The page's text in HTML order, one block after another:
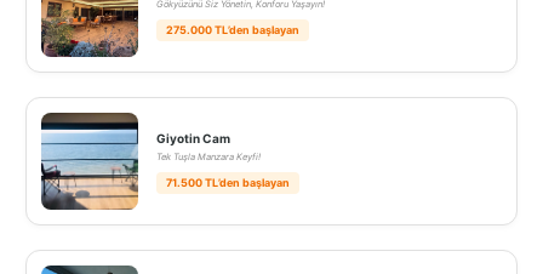
Gökyüzünü Siz Yönetin, Konforu Yaşayın!
275.000 TL’den başlayan
Giyotin Cam
Tek Tuşla Manzara Keyfi!
71.500 TL’den başlayan